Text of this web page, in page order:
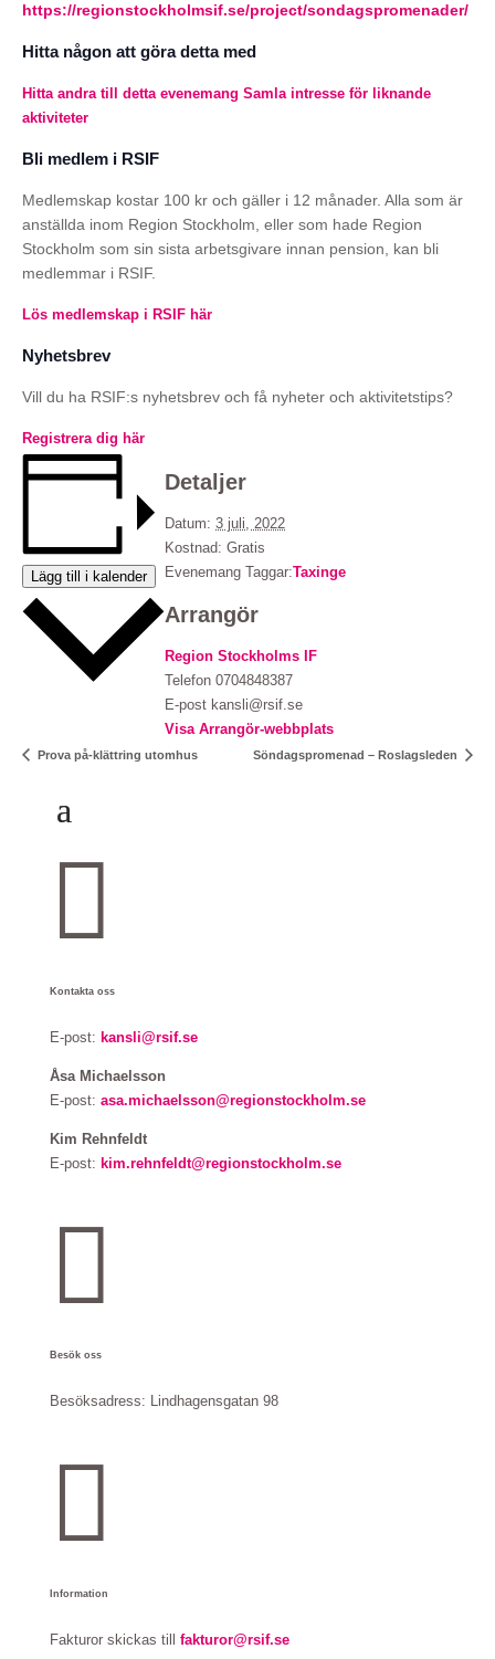
https://regionstockholmsif.se/project/sondagspromenader/
Hitta någon att göra detta med
Hitta andra till detta evenemang Samla intresse för liknande
aktiviteter
Bli medlem i RSIF
Medlemskap kostar 100 kr och gäller i 12 månader. Alla som är
anställda inom Region Stockholm, eller som hade Region
Stockholm som sin sista arbetsgivare innan pension, kan bli
medlemmar i RSIF.
Lös medlemskap i RSIF här
Nyhetsbrev
Vill du ha RSIF:s nyhetsbrev och få nyheter och aktivitetstips?
Registrera dig här
Lägg till i kalender
Detaljer
Datum: 3 juli, 2022
Kostnad: Gratis
Evenemang Taggar:Taxinge
Arrangör
Region Stockholms IF
Telefon 0704848387
E-post kansli@rsif.se
Visa Arrangör-webbplats
Prova på-klättring utomhus Söndagspromenad – Roslagsleden

Kontakta oss
E-post: kansli@rsif.se
Åsa Michaelsson
E-post: asa.michaelsson@regionstockholm.se
Kim Rehnfeldt
E-post: kim.rehnfeldt@regionstockholm.se

Besök oss
Besöksadress: Lindhagensgatan 98

Information
Fakturor skickas till fakturor@rsif.se